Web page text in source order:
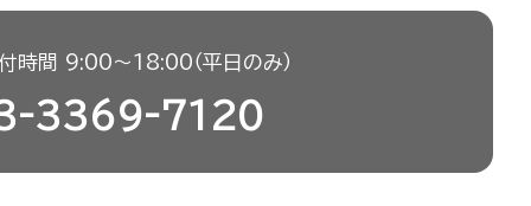
時間 9:00〜18:00（平日のみ）
3369-7120